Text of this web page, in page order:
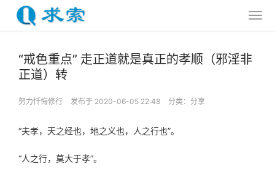
“戒色重点” 走正道就是真正的孝顺（邪淫非
正道）转
努力忏悔修行 发布于 2020-06-05 22:48 分类： 分享
“夫孝，天之经也，地之义也，人之行也”。
“人之行，莫大于孝”。